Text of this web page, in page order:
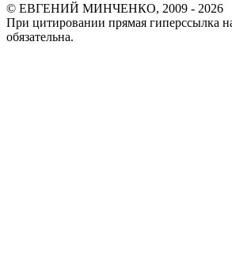
© ЕВГЕНИЙ МИНЧЕНКО, 2009 - 2026
При цитировании прямая гиперссылка
обязательна.